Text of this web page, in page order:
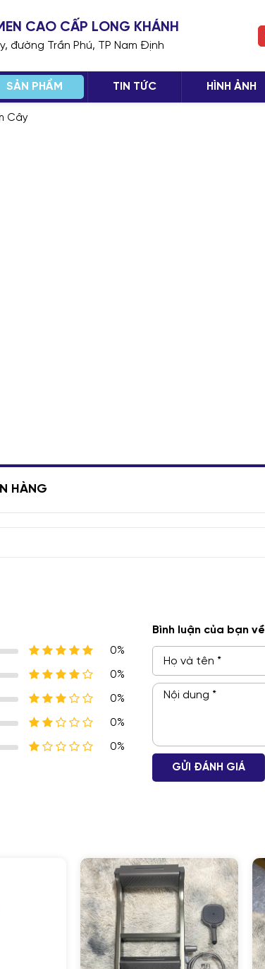
CAO CẤP LONG KHÁNH
đường Trần Phú, TP Nam Định
SẢN PHẨM TIN TỨC HÌNH ẢNH
Cây
HÀNG
0%
0%
0%
0%
0%
Bình luận của bạn
GỬI ĐÁNH GIÁ